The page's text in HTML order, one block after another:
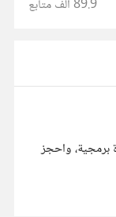
89.9 ألف متابع
واحجز